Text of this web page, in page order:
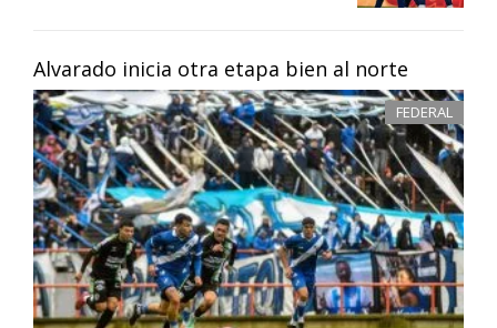
Alvarado inicia otra etapa bien al norte
FEDERAL